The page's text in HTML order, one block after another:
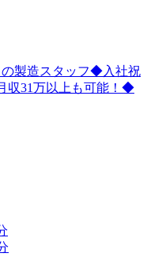
の製造スタッフ◆入社祝
31万以上も可能！◆